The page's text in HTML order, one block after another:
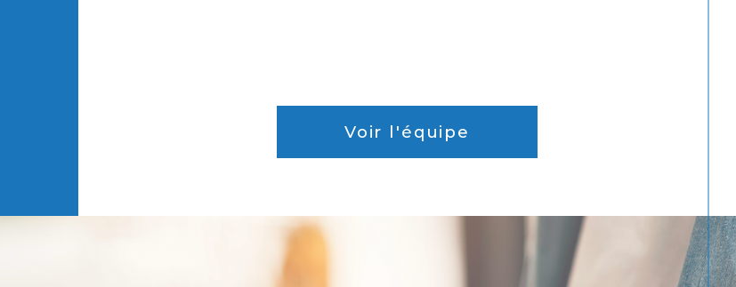
Voir l'équipe